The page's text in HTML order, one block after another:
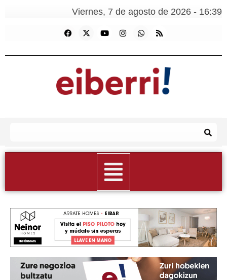
Viernes, 7 de agosto de 2026 - 16:39